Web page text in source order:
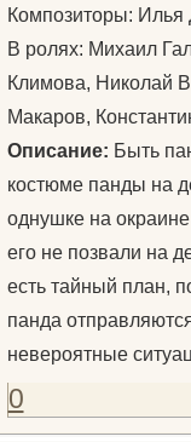
Композиторы:
В ролях: Михаил
Климова, Николай
Макаров,
Описание: Быть
костюме панды на
однушке на
его не позвали на
есть тайный план,
панда
невероятные
0